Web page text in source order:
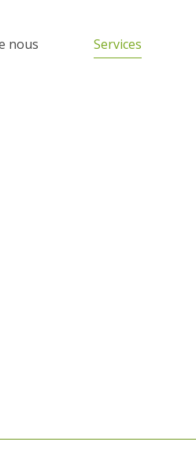
nous Services